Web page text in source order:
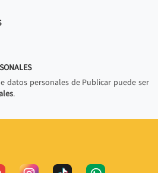
datos personales de Publicar puede ser
.